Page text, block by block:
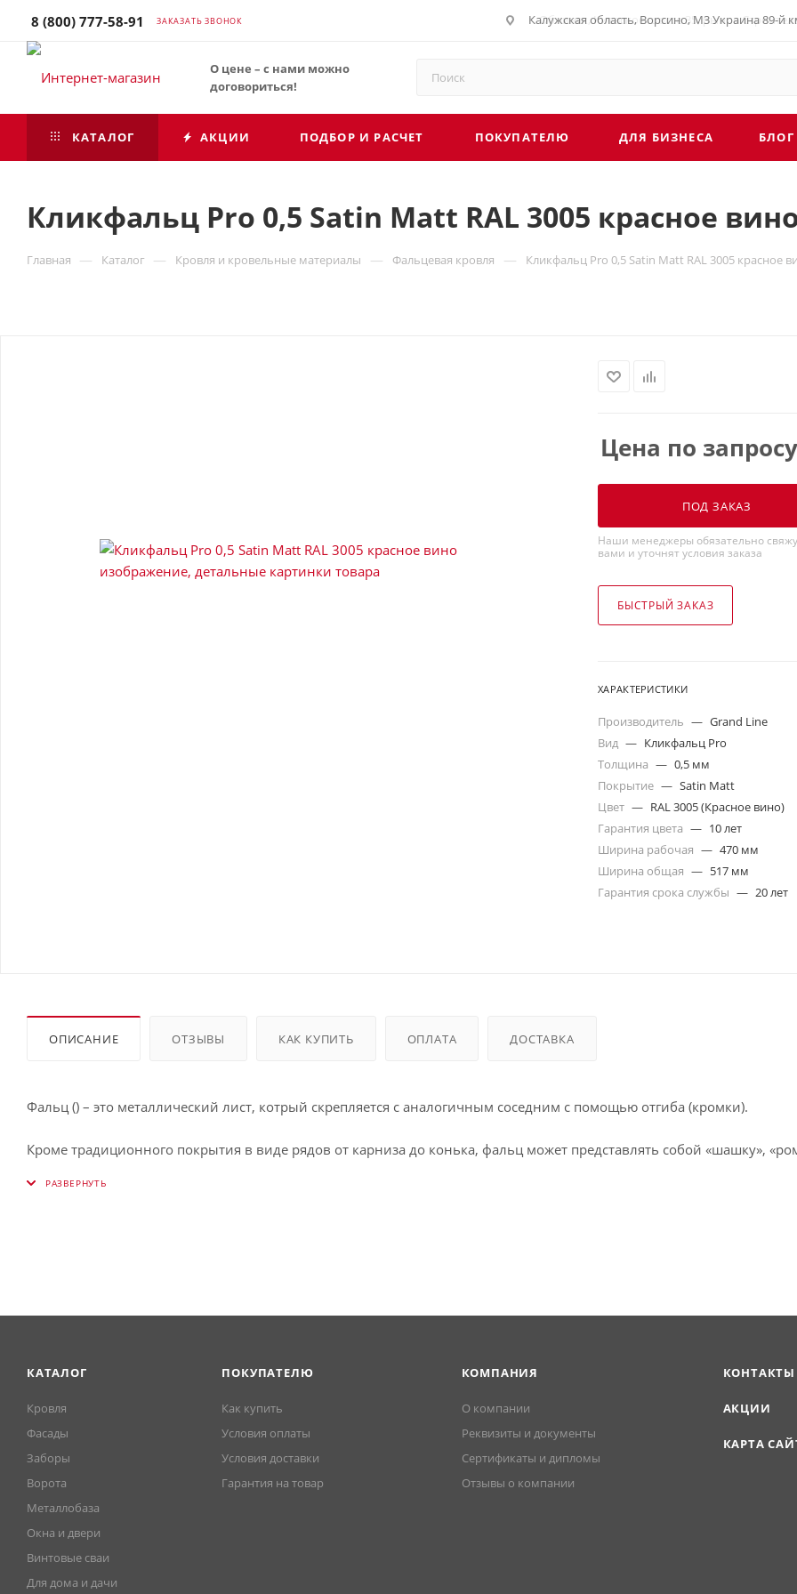
8 (800) 777-58-91 ЗАКАЗАТЬ ЗВОНОК Калужская область, Ворсино, М3 Украина 89-й
г. Обнинск, Киевское шоссе 35, рынок
О цене – с нами можно
договориться!
КАТАЛОГ АКЦИИ ПОДБОР И РАСЧЕТ ПОКУПАТЕЛЮ ДЛЯ БИЗНЕСА БЛОГ
Кликфальц Pro 0,5 Satin Мatt RAL 3005 красное
Главная — Каталог — Кровля и кровельные материалы — Фальцевая кровля — Кликфальц Pro 0,5 Satin Мatt RAL 3005 красное
Цена по запросу
ПОД ЗАКАЗ
Наши менеджеры обязательно
вами и уточнят условия заказа
БЫСТРЫЙ ЗАКАЗ
ХАРАКТЕРИСТИКИ
Производитель — Grand Line
Вид — Кликфальц Pro
Толщина — 0,5 мм
Покрытие — Satin Matt
Цвет — RAL 3005 (Красное вино)
Гарантия цвета — 10 лет
Ширина рабочая — 470 мм
Ширина общая — 517 мм
Гарантия срока службы — 20 лет
ОПИСАНИЕ ОТЗЫВЫ КАК КУПИТЬ ОПЛАТА ДОСТАВКА
Фальц () – это металлический лист, котрый скрепляется с аналогичным соседним с помощью отгиба (кромки).
Кроме традиционного покрытия в виде рядов от карниза до конька, фальц может представлять собой «шашку»,
КАТАЛОГ
Кровля
Фасады
Заборы
Ворота
Металлобаза
Окна и двери
Винтовые сваи
Для дома и дачи
ПОКУПАТЕЛЮ
Как купить
Условия оплаты
Условия доставки
Гарантия на товар
КОМПАНИЯ
О компании
Реквизиты и документы
Сертификаты и дипломы
Отзывы о компании
КОНТАКТЫ
АКЦИИ
КАРТА